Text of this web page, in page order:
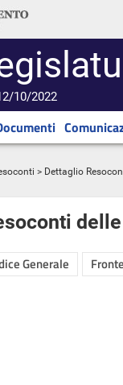
10/2022
> Dettaglio
Generale